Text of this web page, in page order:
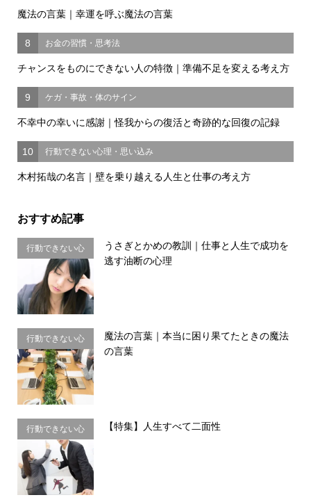
魔法の言葉｜幸運を呼ぶ魔法の言葉
8 お金の習慣・思考法
チャンスをものにできない人の特徴｜準備不足を変える考え方
9 ケガ・事故・体のサイン
不幸中の幸いに感謝｜怪我からの復活と奇跡的な回復の記録
10 行動できない心理・思い込み
木村拓哉の名言｜壁を乗り越える人生と仕事の考え方
おすすめ記事
行動できない心
理・思い込み
うさぎとかめの教訓｜仕事と人生で成功を
逃す油断の心理
行動できない心
理・思い込み
魔法の言葉｜本当に困り果てたときの魔法
の言葉
行動できない心
理・思い込み
【特集】人生すべて二面性